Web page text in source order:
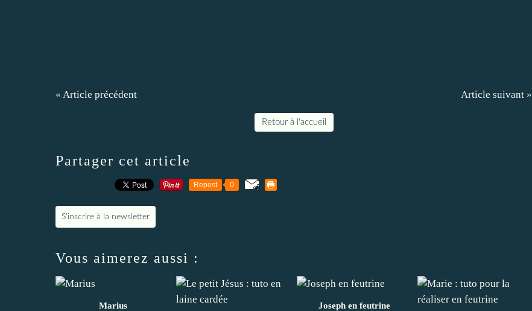
« Article précédent Article suivant »
Retour à l'accueil
Partager cet article
Repost 0
S'inscrire à la newsletter
Vous aimerez aussi :
Marius
Joseph en feutrine